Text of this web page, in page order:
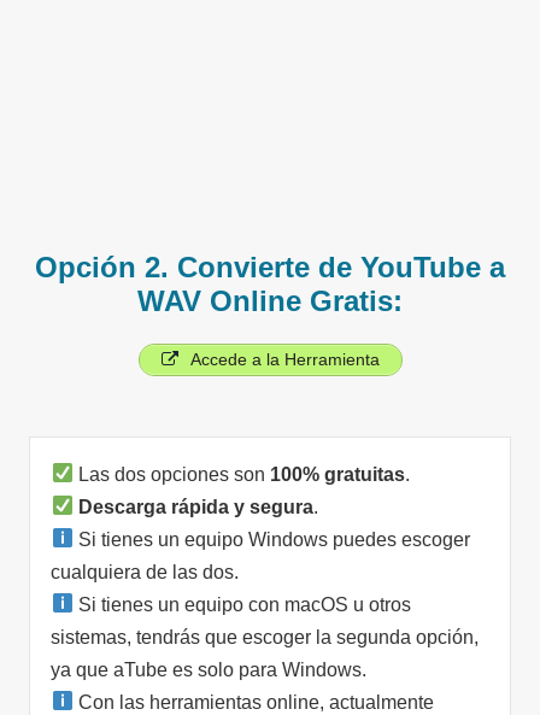
Opción 2. Convierte de YouTube a
WAV Online Gratis:
Accede a la Herramienta
Las dos opciones son 100% gratuitas.
Descarga rápida y segura.
Si tienes un equipo Windows puedes escoger
cualquiera de las dos.
Si tienes un equipo con macOS u otros
sistemas, tendrás que escoger la segunda opción,
ya que aTube es solo para Windows.
Con las herramientas online, actualmente